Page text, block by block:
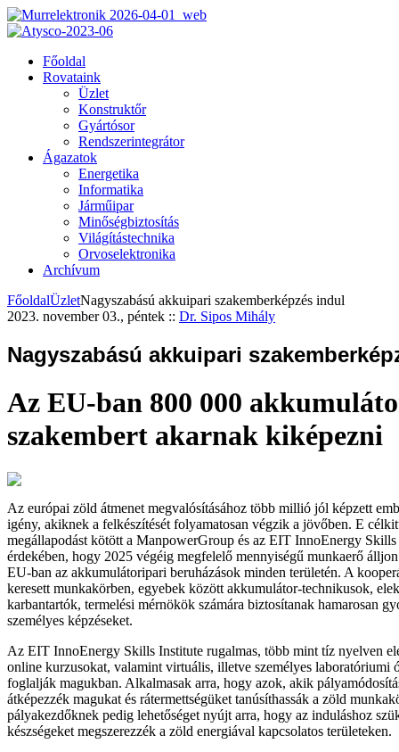
Főoldal
Rovataink
Üzlet
Konstruktőr
Gyártósor
Rendszerintegrátor
Ágazatok
Energetika
Informatika
Járműipar
Minőségbiztosítás
Világítástechnika
Orvoselektronika
Archívum
FőoldalÜzletNagyszabású akkuipari szakemberképzés indul
2023. november 03., péntek :: Dr. Sipos Mihály
Nagyszabású akkuipari
Az EU-ban 800 000
szakembert akarnak kiképezni
Az európai zöld átmenet megvalósításához több millió jól képzett
igény, akiknek a felkészítését folyamatosan végzik a jövőben. E
megállapodást kötött a ManpowerGroup és az EIT InnoEnergy
érdekében, hogy 2025 végéig megfelelő mennyiségű munkaerő
EU-ban az akkumulátoripari beruházások minden területén. A
keresett munkakörben, egyebek között akkumulátor-technikusok,
karbantartók, termelési mérnökök számára biztosítanak hamarosan
személyes képzéseket.
Az EIT InnoEnergy Skills Institute rugalmas, több mint tíz nyelven
online kurzusokat, valamint virtuális, illetve személyes laboratóriumi
foglalják magukban. Alkalmasak arra, hogy azok, akik
átképezzék magukat és rátermettségüket tanúsíthassák a zöld
pályakezdőknek pedig lehetőséget nyújt arra, hogy az induláshoz
készségeket megszerezzék a zöld energiával kapcsolatos területeken.